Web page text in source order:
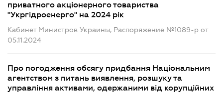
приватного акціонерного товариства
"Укргідроенерго" на 2024 рік
Кабинет Министров Украины, Распоряжение №1089-р от
05.11.2024
Про погодження обсягу придбання Національним
агентством з питань виявлення, розшуку та
управління активами, одержаними від корупційних